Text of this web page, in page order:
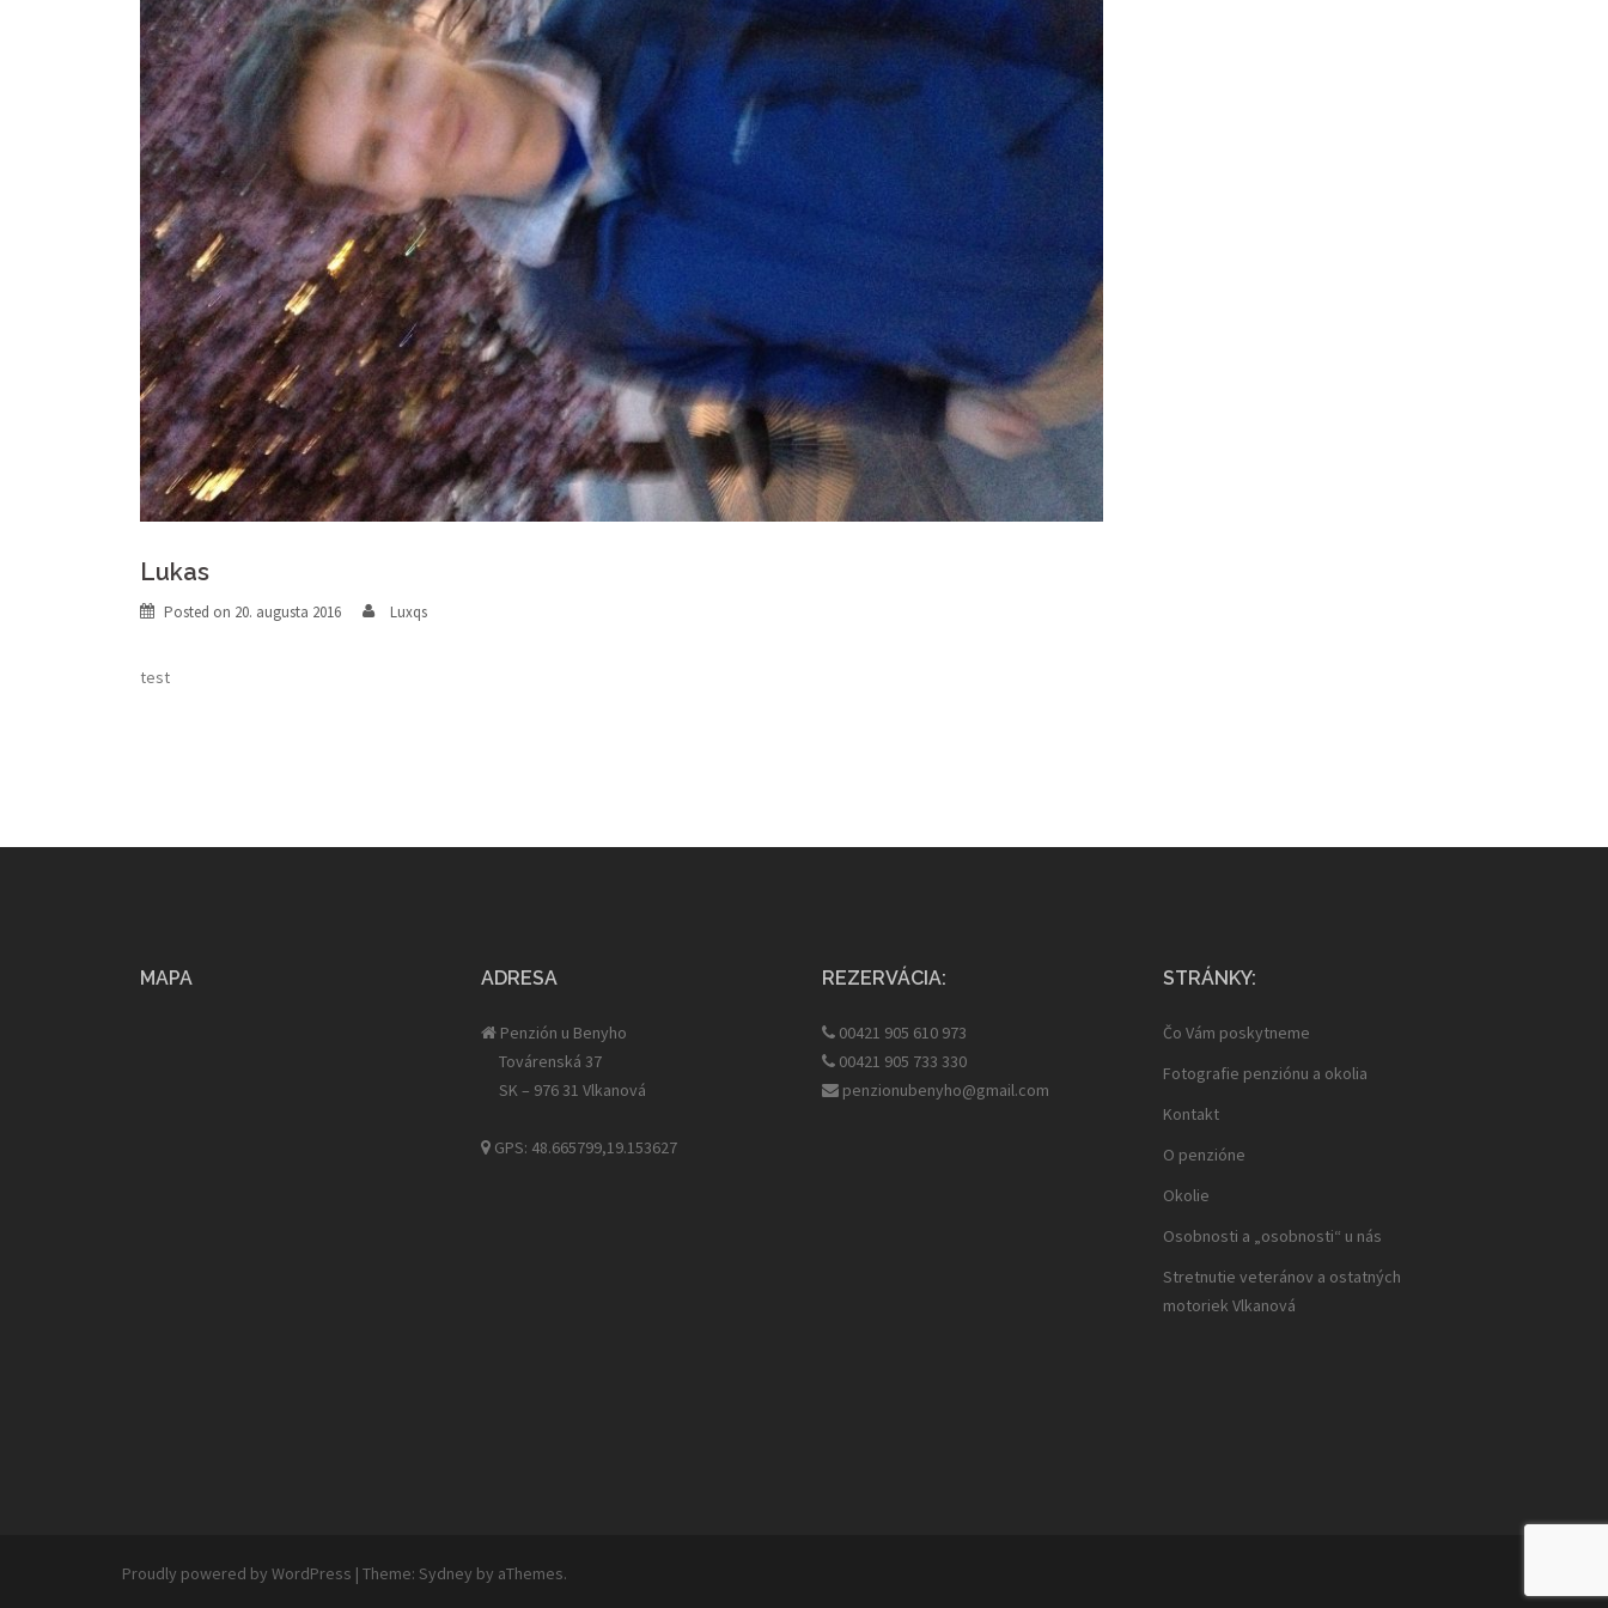
Lukas
Posted on 20. augusta 2016 Luxqs
test
MAPA ADRESA
Penzión u Benyho
Továrenská 37
SK – 976 31 Vlkanová
GPS: 48.665799,19.153627
REZERVÁCIA:
00421 905 610 973
00421 905 733 330
penzionubenyho@gmail.com
STRÁNKY:
Čo Vám poskytneme
Fotografie penziónu a okolia
Kontakt
O penzióne
Okolie
Osobnosti a „osobnosti“ u nás
Stretnutie veteránov a ostatných
motoriek Vlkanová
Proudly powered by WordPress | Theme: Sydney by aThemes.